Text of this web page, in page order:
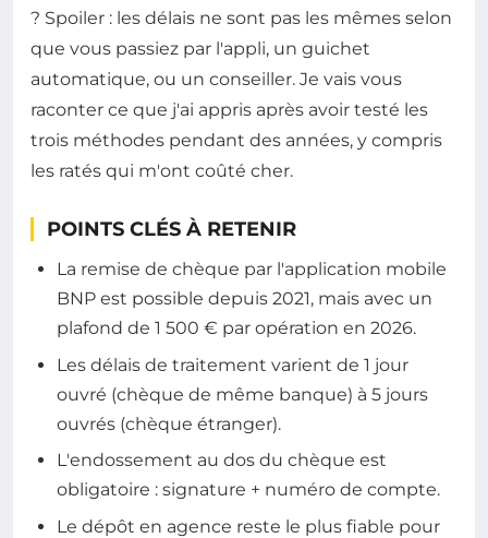
? Spoiler : les délais ne sont pas les mêmes selon
que vous passiez par l'appli, un guichet
automatique, ou un conseiller. Je vais vous
raconter ce que j'ai appris après avoir testé les
trois méthodes pendant des années, y compris
les ratés qui m'ont coûté cher.
POINTS CLÉS À RETENIR
La remise de chèque par l'application mobile
BNP est possible depuis 2021, mais avec un
plafond de 1 500 € par opération en 2026.
Les délais de traitement varient de 1 jour
ouvré (chèque de même banque) à 5 jours
ouvrés (chèque étranger).
L'endossement au dos du chèque est
obligatoire : signature + numéro de compte.
Le dépôt en agence reste le plus fiable pour